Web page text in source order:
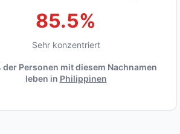
85.5%
Sehr konzentriert
der Personen mit diesem Nachnamen
leben in Philippinen